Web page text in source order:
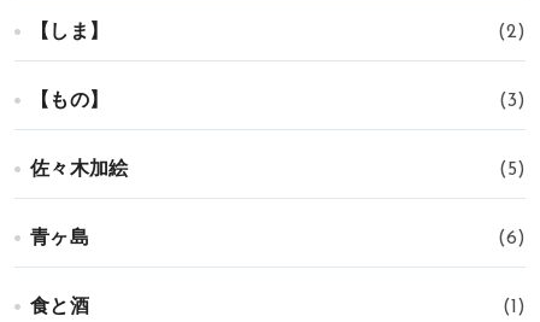
【しま】 (2)
【もの】 (3)
佐々木加絵 (5)
青ヶ島 (6)
食と酒 (1)